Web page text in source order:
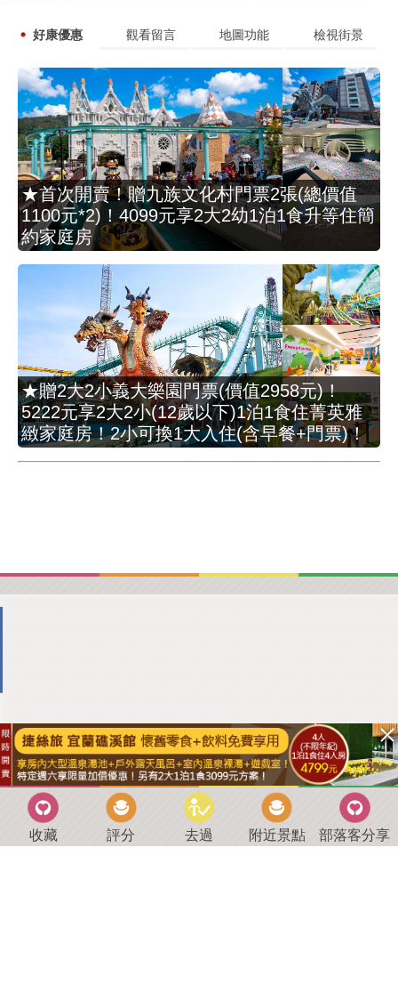
好康優惠 觀看留言 地圖功能 檢視街景
★首次開賣！贈九族文化村門票2張(總價值
1100元*2)！4099元享2大2幼1泊1食升等住簡
約家庭房
★贈2大2小義大樂園門票(價值2958元)！
5222元享2大2小(12歲以下)1泊1食住菁英雅
緻家庭房！2小可換1大入住(含早餐+門票)！
收藏 評分 去過 附近景點 部落客分享